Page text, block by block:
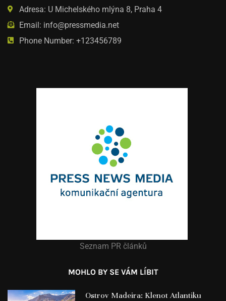
Adresa: U Michelského mlýna 8, Praha 4
Email: info@pressmedia.net
Phone Number: +123456789
Seznam PR článků
MOHLO BY SE VÁM LÍBIT
Ostrov Madeira: Klenot Atlantiku